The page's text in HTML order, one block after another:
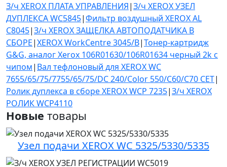
З/ч XEROX ПЛАТА УПРАВЛЕНИЯ|З/ч XEROX УЗЕЛ
ДУПЛЕКСА WC5845|Фильтр воздушный XEROX AL
C8045|З/ч XEROX ЗАЩЕЛКА АВТОПОДАТЧИКА В
СБОРЕ|XEROX WorkCentre 3045/B|Тонер-картридж
G&G, аналог Xerox 106R01630/106R01634 черный 2k с
чипом| Вал тефлоновый для XEROX WC
7655/65/75/7755/65/75/DC 240/Color 550/C60/C70 CET|
Ролик дуплекса в сборе XEROX WCP 7235|З/ч XEROX
РОЛИК WCP4110
Новые товары
Узел подачи XEROX WC 5325/5330/5335